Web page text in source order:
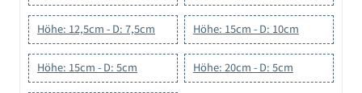
Höhe: 12,5cm - D: 7,5cm Höhe: 15cm - D: 10cm
Höhe: 15cm - D: 5cm Höhe: 20cm - D: 5cm